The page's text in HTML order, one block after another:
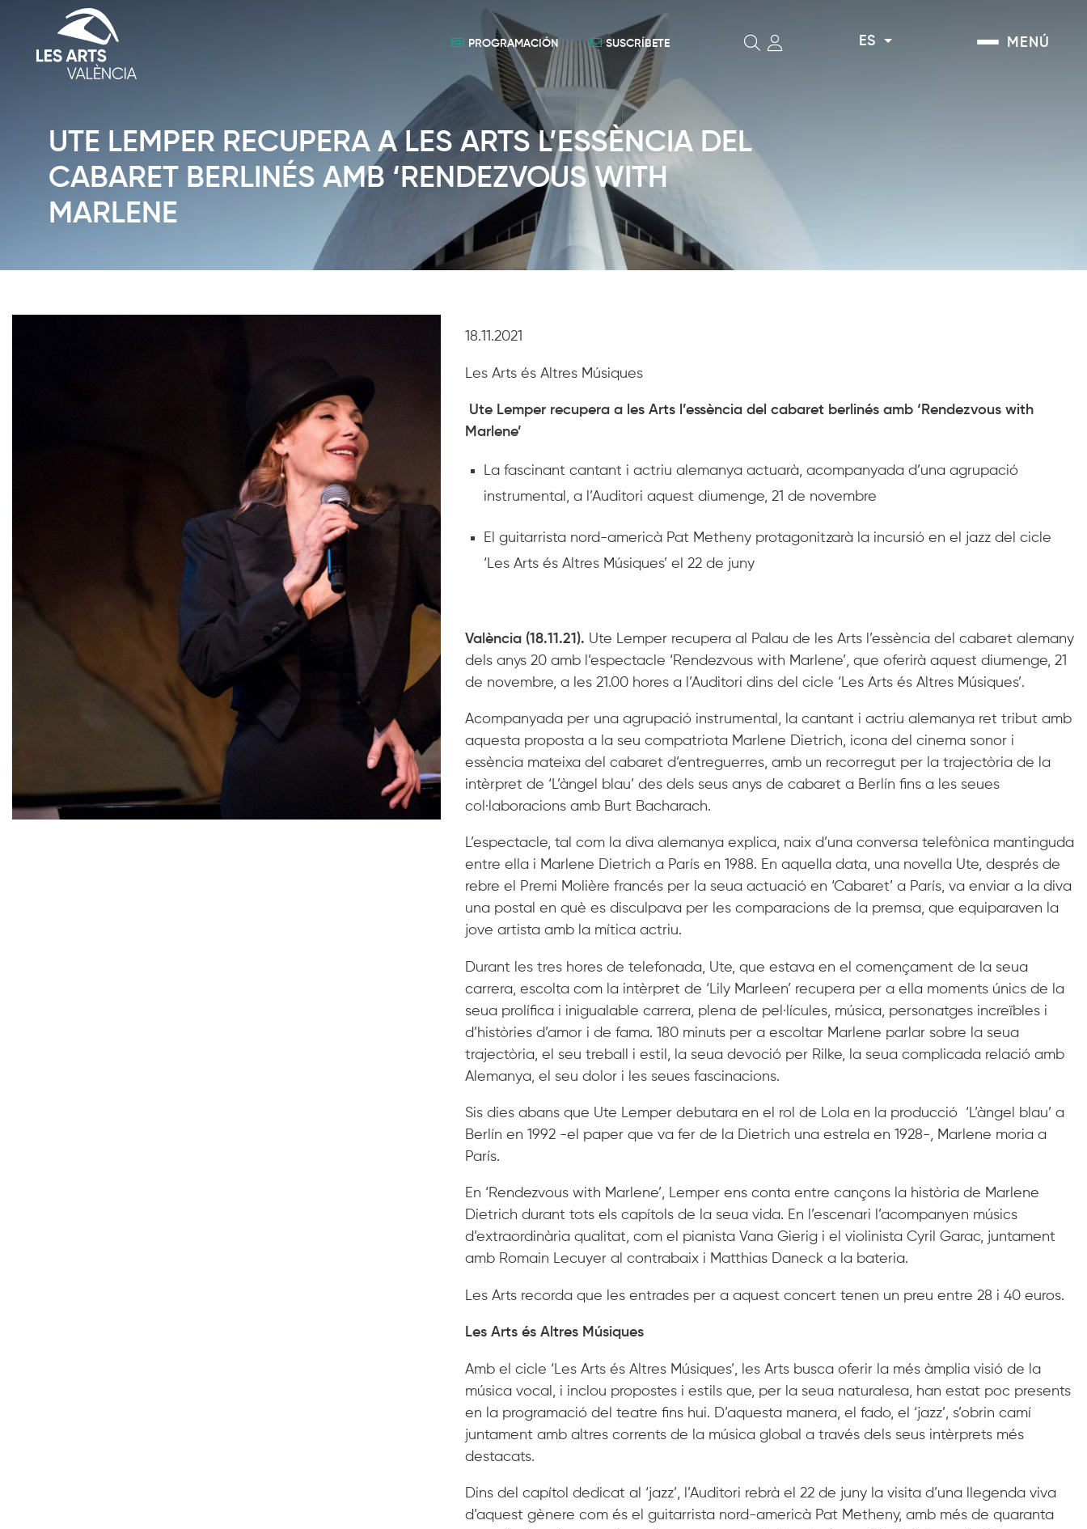
MENÚ
ES
SUSCRÍBETE
PROGRAMACIÓN
UTE LEMPER RECUPERA A LES ARTS L’ESSÈNCIA DEL
CABARET BERLINÉS AMB ‘RENDEZVOUS WITH
MARLENE
18.11.2021
Les Arts és Altres Músiques
Ute Lemper recupera a les Arts l’essència del cabaret berlinés amb ‘Rendezvous with
Marlene’
La fascinant cantant i actriu alemanya actuarà, acompanyada d’una agrupació
instrumental, a l’Auditori aquest diumenge, 21 de novembre
El guitarrista nord-americà Pat Metheny protagonitzarà la incursió en el jazz del cicle
‘Les Arts és Altres Músiques’ el 22 de juny
València (18.11.21). Ute Lemper recupera al Palau de les Arts l’essència del cabaret alemany
dels anys 20 amb l’espectacle ‘Rendezvous with Marlene’, que oferirà aquest diumenge, 21
de novembre, a les 21.00 hores a l’Auditori dins del cicle ‘Les Arts és Altres Músiques’.
Acompanyada per una agrupació instrumental, la cantant i actriu alemanya ret tribut amb
aquesta proposta a la seu compatriota Marlene Dietrich, icona del cinema sonor i
essència mateixa del cabaret d’entreguerres, amb un recorregut per la trajectòria de la
intèrpret de ‘L’àngel blau’ des dels seus anys de cabaret a Berlín fins a les seues
col·laboracions amb Burt Bacharach.
L’espectacle, tal com la diva alemanya explica, naix d’una conversa telefònica mantinguda
entre ella i Marlene Dietrich a París en 1988. En aquella data, una novella Ute, després de
rebre el Premi Molière francés per la seua actuació en ‘Cabaret’ a París, va enviar a la diva
una postal en què es disculpava per les comparacions de la premsa, que equiparaven la
jove artista amb la mítica actriu.
Durant les tres hores de telefonada, Ute, que estava en el començament de la seua
carrera, escolta com la intèrpret de ‘Lily Marleen’ recupera per a ella moments únics de la
seua prolífica i inigualable carrera, plena de pel·lícules, música, personatges increïbles i
d’històries d’amor i de fama. 180 minuts per a escoltar Marlene parlar sobre la seua
trajectòria, el seu treball i estil, la seua devoció per Rilke, la seua complicada relació amb
Alemanya, el seu dolor i les seues fascinacions.
Sis dies abans que Ute Lemper debutara en el rol de Lola en la producció ‘L’àngel blau’ a
Berlín en 1992 -el paper que va fer de la Dietrich una estrela en 1928-, Marlene moria a
París.
En ‘Rendezvous with Marlene’, Lemper ens conta entre cançons la història de Marlene
Dietrich durant tots els capítols de la seua vida. En l’escenari l’acompanyen músics
d’extraordinària qualitat, com el pianista Vana Gierig i el violinista Cyril Garac, juntament
amb Romain Lecuyer al contrabaix i Matthias Daneck a la bateria.
Les Arts recorda que les entrades per a aquest concert tenen un preu entre 28 i 40 euros.
Les Arts és Altres Músiques
Amb el cicle ‘Les Arts és Altres Músiques’, les Arts busca oferir la més àmplia visió de la
música vocal, i inclou propostes i estils que, per la seua naturalesa, han estat poc presents
en la programació del teatre fins hui. D’aquesta manera, el fado, el ‘jazz’, s’obrin camí
juntament amb altres corrents de la música global a través dels seus intèrprets més
destacats.
Dins del capítol dedicat al ‘jazz’, l’Auditori rebrà el 22 de juny la visita d’una llegenda viva
d’aquest gènere com és el guitarrista nord-americà Pat Metheny, amb més de quaranta